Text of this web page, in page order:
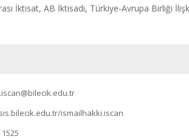
İktisat, AB İktisadı, Türkiye-Avrupa Birliği
ismailhakki.iscan